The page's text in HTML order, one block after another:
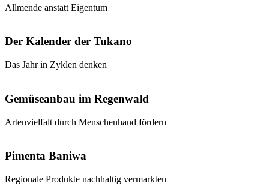
Allmende anstatt Eigentum
Der Kalender der Tukano
Das Jahr in Zyklen denken
Gemüseanbau im Regenwald
Artenvielfalt durch Menschenhand fördern
Pimenta Baniwa
Regionale Produkte nachhaltig vermarkten